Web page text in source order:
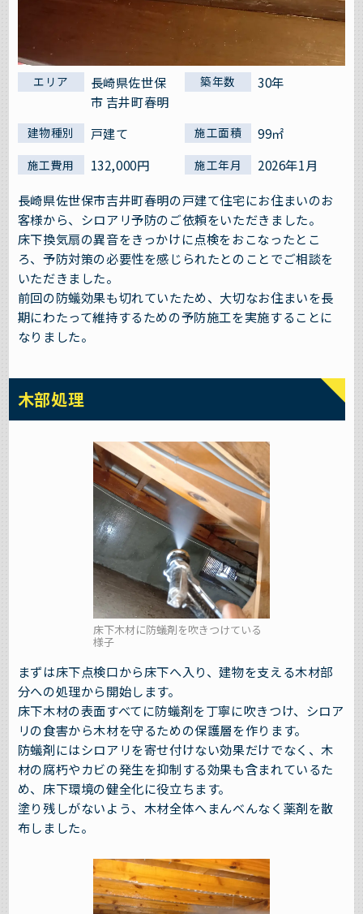
エリア
長崎県佐世保
市 吉井町春明
築年数 30年
建物種別 戸建て 施工面積 99㎡
施工費用 132,000円 施工年月
2026年1月
長崎県佐世保市吉井町春明の戸建て住宅にお住まいのお
客様から、シロアリ予防のご依頼をいただきました。
床下換気扇の異音をきっかけに点検をおこなったとこ
ろ、予防対策の必要性を感じられたとのことでご相談を
いただきました。
前回の防蟻効果も切れていたため、大切なお住まいを長
期にわたって維持するための予防施工を実施することに
なりました。
木部処理
床下木材に防蟻剤を吹きつけている
様子
まずは床下点検口から床下へ入り、建物を支える木材部
分への処理から開始します。
床下木材の表面すべてに防蟻剤を丁寧に吹きつけ、シロア
リの食害から木材を守るための保護層を作ります。
防蟻剤にはシロアリを寄せ付けない効果だけでなく、木
材の腐朽やカビの発生を抑制する効果も含まれているた
め、床下環境の健全化に役立ちます。
塗り残しがないよう、木材全体へまんべんなく薬剤を散
布しました。